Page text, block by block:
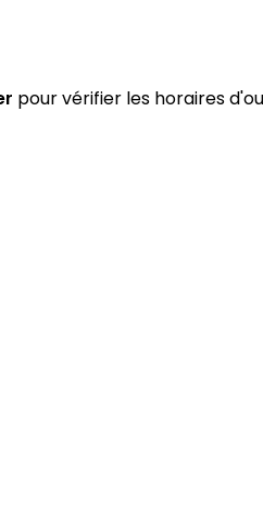
pour vérifier les horaires